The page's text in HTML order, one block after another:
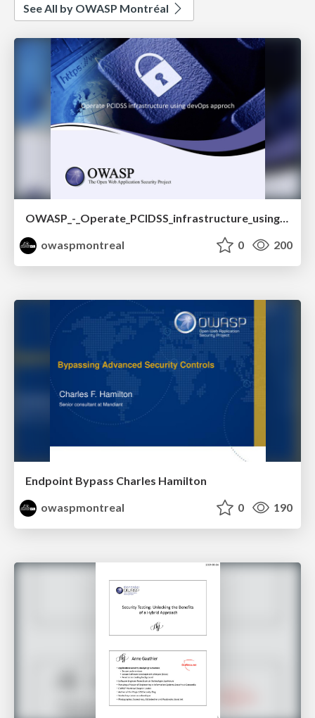
See All by OWASP Montréal
OWASP_-_Operate_PCIDSS_infrastructure_using_devOps_approch.pptx.pdf
owaspmontreal
0 200
Endpoint Bypass Charles Hamilton
owaspmontreal
0 190